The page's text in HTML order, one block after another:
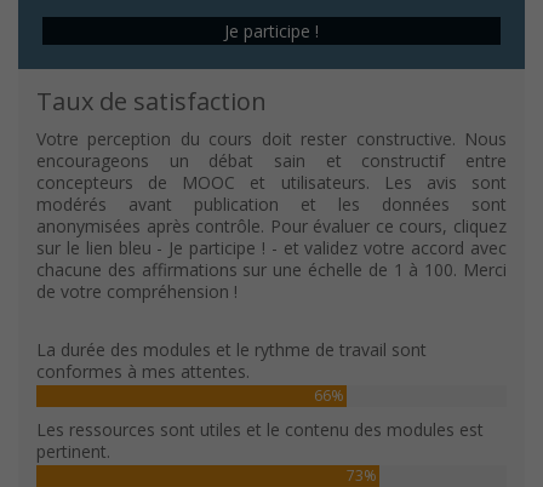
Je participe !
Taux de satisfaction
Votre perception du cours doit rester constructive. Nous
encourageons un débat sain et constructif entre
concepteurs de MOOC et utilisateurs. Les avis sont
modérés avant publication et les données sont
anonymisées après contrôle. Pour évaluer ce cours, cliquez
sur le lien bleu - Je participe ! - et validez votre accord avec
chacune des affirmations sur une échelle de 1 à 100. Merci
de votre compréhension !
La durée des modules et le rythme de travail sont
conformes à mes attentes.
66%
Les ressources sont utiles et le contenu des modules est
pertinent.
73%